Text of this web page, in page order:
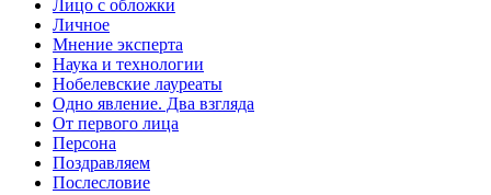
Лицо с обложки
Личное
Мнение эксперта
Наука и технологии
Нобелевские лауреаты
Одно явление. Два взгляда
От первого лица
Персона
Поздравляем
Послесловие